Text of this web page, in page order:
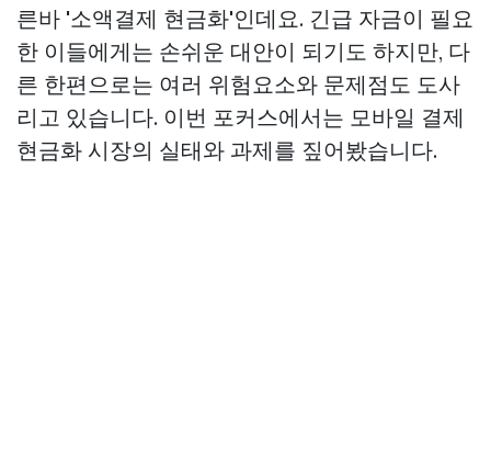
른바 '소액결제 현금화'인데요. 긴급 자금이 필요
한 이들에게는 손쉬운 대안이 되기도 하지만, 다
른 한편으로는 여러 위험요소와 문제점도 도사
리고 있습니다. 이번 포커스에서는 모바일 결제
현금화 시장의 실태와 과제를 짚어봤습니다.